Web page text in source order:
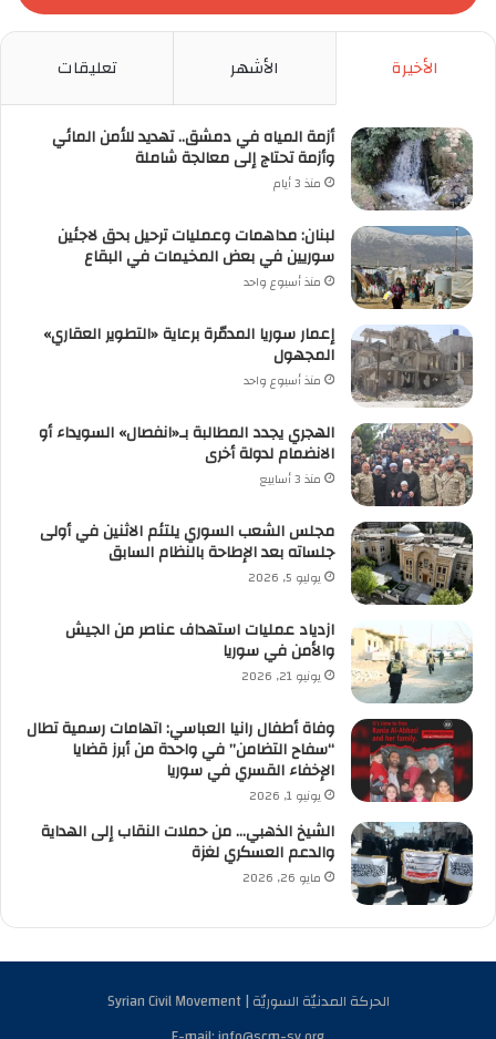
الأخيرة الأشهر تعليقات
أزمة المياه في دمشق.. تهديد للأمن المائي
وأزمة تحتاج إلى معالجة شاملة
منذ 3 أيام
لبنان: مداهمات وعمليات ترحيل بحق لاجئين
سوريين في بعض المخيمات في البقاع
منذ أسبوع واحد
إعمار سوريا المدمّرة برعاية «التطوير العقاري»
المجهول
منذ أسبوع واحد
الهجري يجدد المطالبة بـ«انفصال» السويداء أو
الانضمام لدولة أخرى
منذ 3 أسابيع
مجلس الشعب السوري يلتئم الاثنين في أولى
جلساته بعد الإطاحة بالنظام السابق
يوليو 5, 2026
ازدياد عمليات استهداف عناصر من الجيش
والأمن في سوريا
يونيو 21, 2026
وفاة أطفال رانيا العباسي: اتهامات رسمية تطال
“سفاح التضامن” في واحدة من أبرز قضايا
الإخفاء القسري في سوريا
يونيو 1, 2026
الشيخ الذهبي… من حملات النقاب إلى الهداية
والدعم العسكري لغزة
مايو 26, 2026
الحركة المدنيّة السوريّة | Syrian Civil Movement